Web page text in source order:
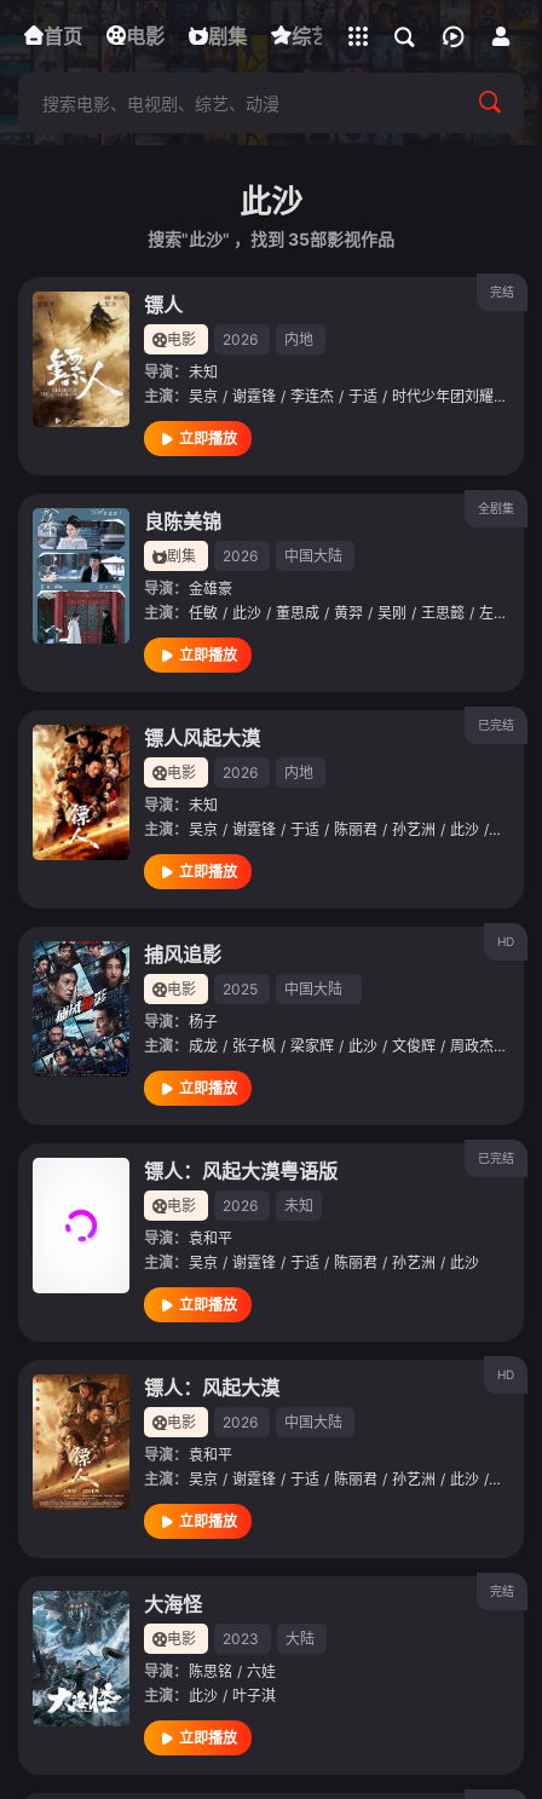
首页 电影 剧集 综艺 动漫 短剧
下载客户端
立即登录
此沙
搜索"此沙" ，找到 35部影视作品
完结
镖人
电影 2026
内地
导演： 未知
主演： 吴京 / 谢霆锋 / 李连杰 / 于适 / 时代少年团刘耀文
立即播放
全剧集
良陈美锦
剧集 2026
中国大陆
导演： 金雄豪
主演： 任敏 / 此沙 / 董思成 / 黄羿 / 吴刚 / 王思懿 / 左叶
立即播放
已完结
镖人风起大漠
电影 2026
内地
导演： 未知
主演： 吴京 / 谢霆锋 / 于适 / 陈丽君 / 孙艺洲 / 此沙 / 李云霄
立即播放
HD
捕风追影
电影 2025
中国大陆
导演： 杨子
主演： 成龙 / 张子枫 / 梁家辉 / 此沙 / 文俊辉 / 周政杰 /
立即播放
已完结
镖人：风起大漠粤语版
电影 2026
未知
导演： 袁和平
主演： 吴京 / 谢霆锋 / 于适 / 陈丽君 / 孙艺洲 / 此沙
立即播放
HD
镖人：风起大漠
电影 2026
中国大陆
导演： 袁和平
主演： 吴京 / 谢霆锋 / 于适 / 陈丽君 / 孙艺洲 / 此沙 / 李云霄
立即播放
完结
大海怪
电影 2023
大陆
导演：
陈思铭 / 六娃
主演： 此沙 / 叶子淇
立即播放